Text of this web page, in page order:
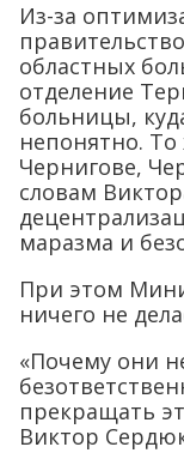
Из-за
областных
отделение
больницы,
непонятно. То
Чернигове,
словам
маразма и
При этом
ничего не
«Почему они
прекращать
Виктор